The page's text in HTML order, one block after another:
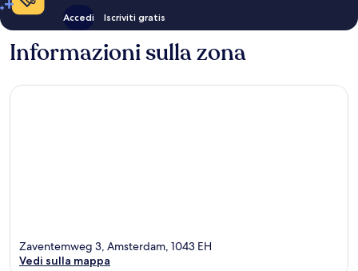
Accedi Iscriviti gratis
Informazioni sulla zona
Zaventemweg 3, Amsterdam, 1043 EH
Vedi sulla mappa